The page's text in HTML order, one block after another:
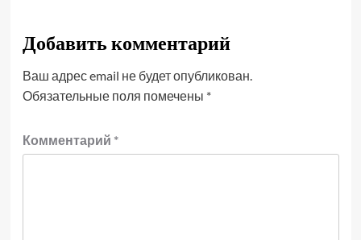
Добавить комментарий
Ваш адрес email не будет опубликован.
Обязательные поля помечены *
Комментарий *